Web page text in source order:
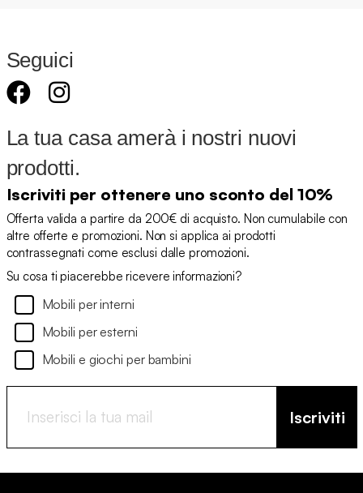
Seguici
La tua casa amerà i nostri nuovi
prodotti.
Iscriviti per ottenere uno sconto del 10%
Offerta valida a partire da 200€ di acquisto. Non cumulabile con
altre offerte e promozioni. Non si applica ai prodotti
contrassegnati come esclusi dalle promozioni.
Su cosa ti piacerebbe ricevere informazioni?
Mobili per interni
Mobili per esterni
Mobili e giochi per bambini
Iscriviti